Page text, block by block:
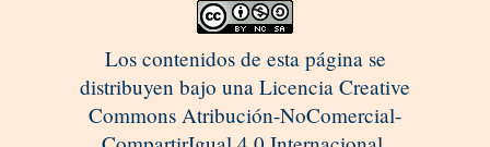
Los contenidos de esta página se
distribuyen bajo una Licencia Creative
Commons Atribución-NoComercial-